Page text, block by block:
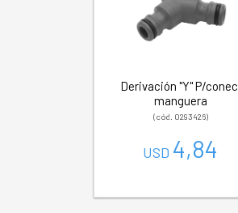
Derivación "Y" P/conec.
manguera
(cód. 0293426)
USD 4,84